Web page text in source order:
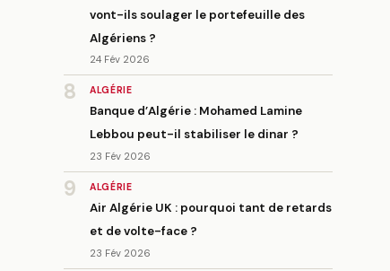
vont-ils soulager le portefeuille des
Algériens ?
24 Fév 2026
8 ALGÉRIE
Banque d’Algérie : Mohamed Lamine
Lebbou peut-il stabiliser le dinar ?
23 Fév 2026
9 ALGÉRIE
Air Algérie UK : pourquoi tant de retards
et de volte-face ?
23 Fév 2026